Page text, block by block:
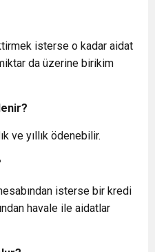
isterse o kadar aidat
da üzerine birikim
ve yıllık ödenebilir.
isterse bir kredi
havale ile aidatlar